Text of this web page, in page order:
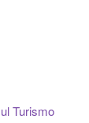
Turismo